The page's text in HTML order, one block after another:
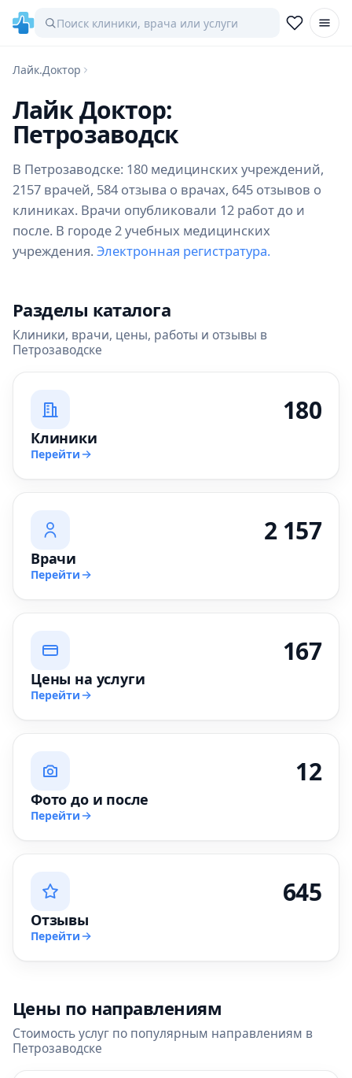
Лайк.Доктор
Лайк Доктор:
Петрозаводск
В Петрозаводске: 180 медицинских учреждений,
2157 врачей, 584 отзыва о врачах, 645 отзывов о
клиниках. Врачи опубликовали 12 работ до и
после. В городе 2 учебных медицинских
учреждения. Электронная регистратура.
Разделы каталога
Клиники, врачи, цены, работы и отзывы в
Петрозаводске
180
Клиники
Перейти
2 157
Врачи
Перейти
167
Цены на услуги
Перейти
12
Фото до и после
Перейти
645
Отзывы
Перейти
Цены по направлениям
Стоимость услуг по популярным направлениям в
Петрозаводске